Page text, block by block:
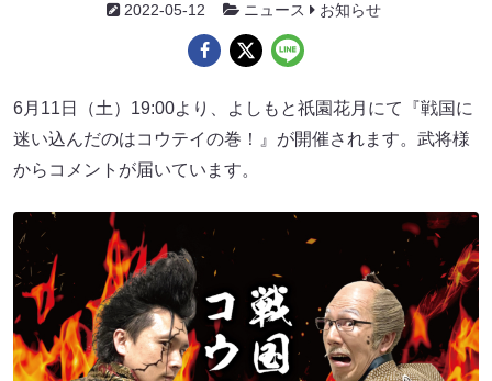
2022-05-12 ニュース お知らせ
6月11日（土）19:00より、よしもと祇園花月にて『戦国に
迷い込んだのはコウテイの巻！』が開催されます。武将様
からコメントが届いています。